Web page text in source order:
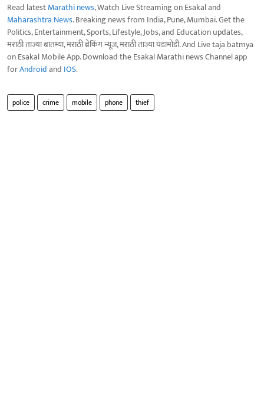
Read latestMarathi news, Watch Live Streaming on Esakal and
Maharashtra News. Breaking news from India, Pune, Mumbai. Get the
Politics, Entertainment, Sports, Lifestyle, Jobs, and Education updates,
मराठी ताज्या बातम्या, मराठी ब्रेकिंग न्यूज, मराठी ताज्या घडामोडी. And Live taja batmya
on Esakal Mobile App. Download the Esakal Marathi news Channel app
forAndroidand IOS.
police crime mobile phone thief